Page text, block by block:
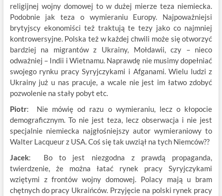
religijnej wojny domowej to w dużej mierze teza niemiecka.
Podobnie jak teza o wymieraniu Europy. Najpoważniejsi
brytyjscy ekonomiści też traktują te tezy jako co najmniej
kontrowersyjne. Polska też w każdej chwili może się otworzyć
bardziej na migrantów z Ukrainy, Mołdawii, czy – nieco
odważniej – Indii i Wietnamu. Naprawdę nie musimy dopełniać
swojego rynku pracy Syryjczykami i Afganami. Wielu ludzi z
Ukrainy już u nas pracuje, a wcale nie jest im łatwo zdobyć
pozwolenie na stały pobyt etc.
Piotr: Nie mówię od razu o wymieraniu, lecz o kłopocie
demograficznym. To nie jest teza, lecz obserwacja i nie jest
specjalnie niemiecka najgłośniejszy autor wymieraniowy to
Walter Lacqueur z USA. Coś się tak uwziął na tych Niemców??
Jacek: Bo to jest niezgodna z prawdą propaganda,
twierdzenie, że można łatać rynek pracy Syryjczykami
wziętymi z frontów wojny domowej. Polacy mają u bram
chętnych do pracy Ukraińców. Przyjęcie na polski rynek pracy